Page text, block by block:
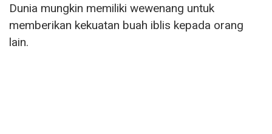
Dunia mungkin memiliki wewenang untuk
memberikan kekuatan buah iblis kepada orang
lain.